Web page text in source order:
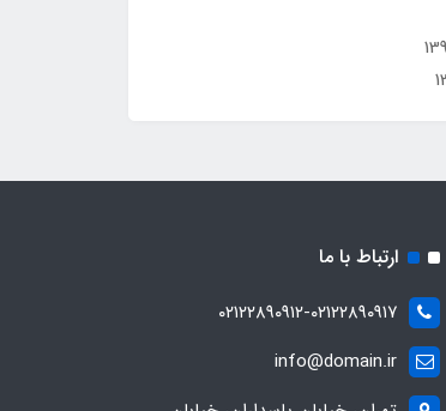
ارتباط با ما
۰۲۱۲۲۸۹۰۹۱۲-۰۲۱۲۲۸۹۰۹۱۷
info@domain.ir